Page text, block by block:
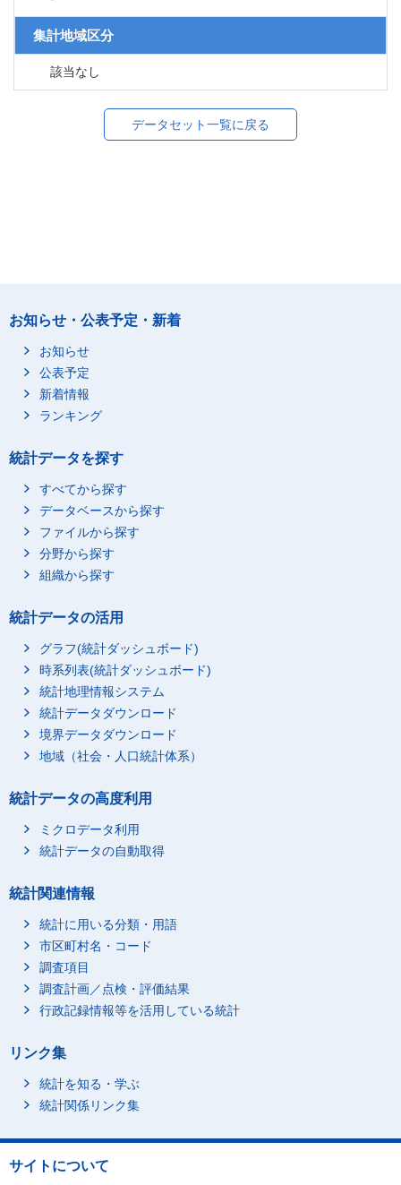
集計地域区分
該当なし
データセット一覧に戻る
お知らせ・公表予定・新着
お知らせ
公表予定
新着情報
ランキング
統計データを探す
すべてから探す
データベースから探す
ファイルから探す
分野から探す
組織から探す
統計データの活用
グラフ(統計ダッシュボード)
時系列表(統計ダッシュボード)
統計地理情報システム
統計データダウンロード
境界データダウンロード
地域（社会・人口統計体系）
統計データの高度利用
ミクロデータ利用
統計データの自動取得
統計関連情報
統計に用いる分類・用語
市区町村名・コード
調査項目
調査計画／点検・評価結果
行政記録情報等を活用している統計
リンク集
統計を知る・学ぶ
統計関係リンク集
サイトについて